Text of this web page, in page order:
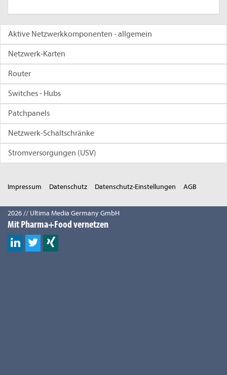
Aktive Netzwerkkomponenten - allgemein
Netzwerk-Karten
Router
Switches - Hubs
Patchpanels
Netzwerk-Schaltschränke
Stromversorgungen (USV)
Impressum Datenschutz Datenschutz-Einstellungen AGB
2026 // Ultima Media Germany GmbH
Mit Pharma+Food vernetzen